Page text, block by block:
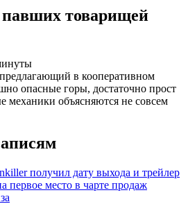
товарищей
в кооперативном
опасные горы, достаточно прост
механики объясняются не совсем
получил дату выхода и трейлер
первое место в чарте продаж